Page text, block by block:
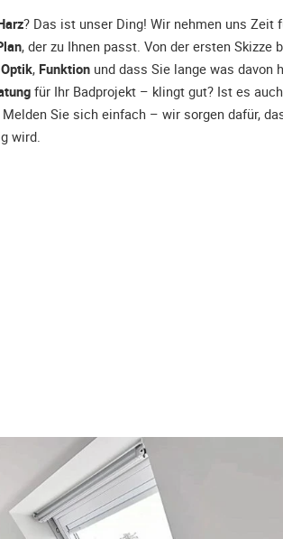
? Das ist unser Ding! Wir nehmen uns Zeit
, der zu Ihnen passt. Von der ersten Skizze
Optik, Funktion und dass Sie lange was davon
für Ihr Badprojekt – klingt gut? Ist es
Melden Sie sich einfach – wir sorgen dafür,
wird.